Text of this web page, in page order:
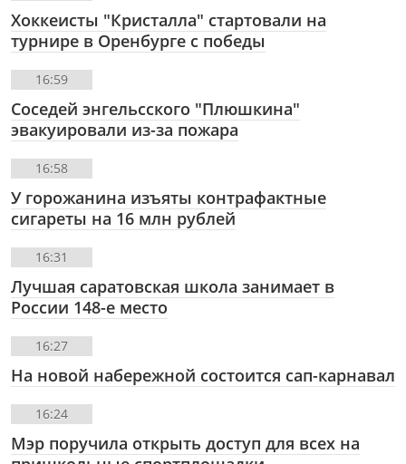
Хоккеисты "Кристалла" стартовали на
турнире в Оренбурге с победы
16:59
Соседей энгельсского "Плюшкина"
эвакуировали из-за пожара
16:58
У горожанина изъяты контрафактные
сигареты на 16 млн рублей
16:31
Лучшая саратовская школа занимает в
России 148-е место
16:27
На новой набережной состоится сап-карнавал
16:24
Мэр поручила открыть доступ для всех на